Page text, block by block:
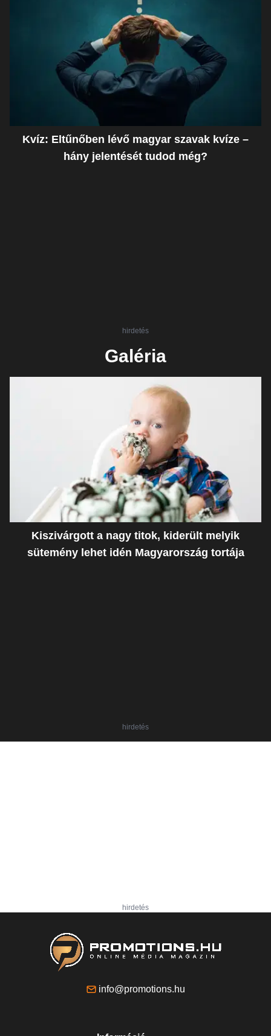
Kvíz: Eltűnőben lévő magyar szavak kvíze –
hány jelentését tudod még?
hirdetés
Galéria
Kiszivárgott a nagy titok, kiderült melyik
sütemény lehet idén Magyarország tortája
hirdetés
hirdetés
info@promotions.hu